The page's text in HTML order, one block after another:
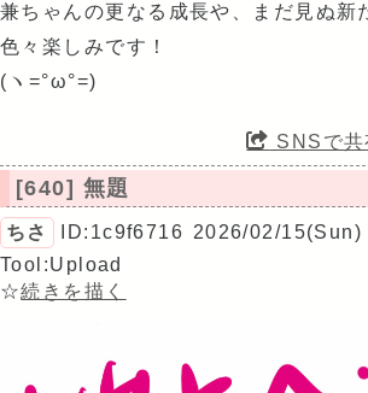
兼ちゃんの更なる成長や、まだ見ぬ新
色々楽しみです！
(ヽ=°ω°=)
SNSで共
[640] 無題
ちさ ID:1c9f6716 2026/02/15(Sun)
Tool:Upload
☆続きを描く